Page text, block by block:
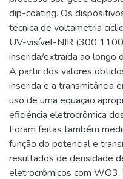
dip-coating. Os
técnica de voltametria
UV-visível-NIR (300
inserida/extraída ao longo
A partir dos valores
inserida e a transmitância
uso de uma equação
eficiência eletrocrômica
Foram feitas também
função do potencial e
resultados de densidade
eletrocrômicos com